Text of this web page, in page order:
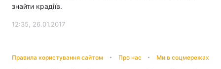
знайти крадіїв.
12:35, 26.01.2017
Правила користування сайтом Про нас Ми в соцмережах